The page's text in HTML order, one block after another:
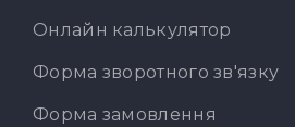
Онлайн калькулятор
Форма зворотного зв'язку
Форма замовлення